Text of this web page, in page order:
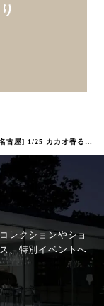
屋] 1/25 カカオ香る「Bean to Bar チョコレート」の世界
レクションやショ
、特別イベントへ